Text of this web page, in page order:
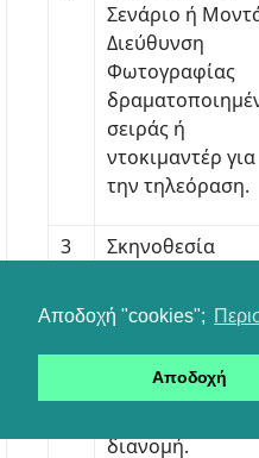
Αποδοχή "cookies";
Αποδοχή
Σενάριο ή
Διεύθυνση
Φωτογραφίας
σειράς ή
ντοκιμαντέρ για
την τηλεόραση.
3
Σκηνοθεσία
μήκους
(μεγαλύτερη
60’), με
σε διεθνές
διανομή.